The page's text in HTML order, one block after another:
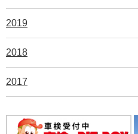
2019
2018
2017